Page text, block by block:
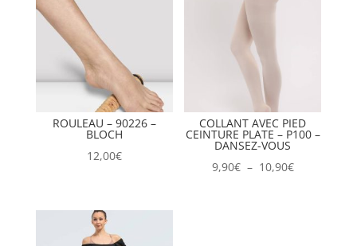
ROULEAU – 90226 –
BLOCH
12,00€
COLLANT AVEC PIED
CEINTURE PLATE – P100 –
DANSEZ-VOUS
9,90€ – 10,90€Plage